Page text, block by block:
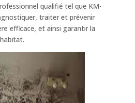
qualifié tel que KM-
traiter et prévenir
efficace, et ainsi garantir la